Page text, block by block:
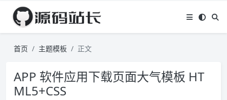
首页 主题模板 正文
APP 软件应用下载页面大气模板 HT
ML5+CSS